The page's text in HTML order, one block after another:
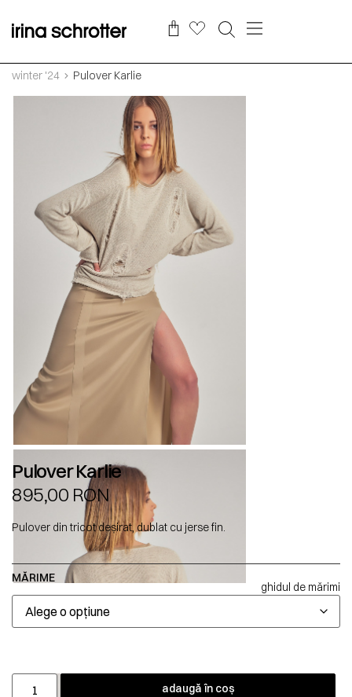
winter '24 Pulover Karlie
Pulover Karlie
895,00 RON
Pulover din tricot deșirat, dublat cu jerse fin.
MĂRIME
ghidul de mărimi
adaugă în coș